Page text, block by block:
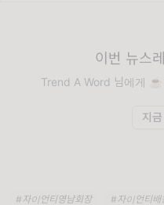
이번 뉴스
Trend A Word 님에게
지
#자이언티영남회장 #자이언티배